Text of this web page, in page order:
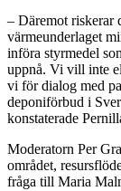
– Däremot riskerar
värmeunderlaget
införa styrmedel
uppnå. Vi vill inte
vi för dialog med
deponiförbud i
konstaterade
Moderatorn Per
området,
fråga till Maria